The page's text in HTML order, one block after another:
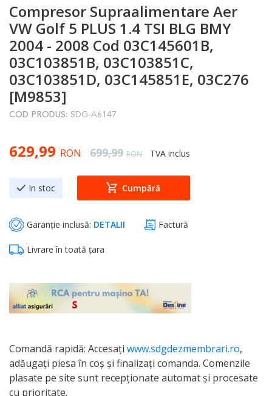
to
the
beginning
of
the
images
gallery
Compresor Supraalimentare Aer
VW Golf 5 PLUS 1.4 TSI BLG BMY
2004 - 2008 Cod 03C145601B,
03C103851B, 03C103851C,
03C103851D, 03C145851E, 03C276
[M9853]
COD PRODUS: SDG-A6147
Special Price
629,99 RON Regular Price
699,99 RON TVA inclus
In stoc Cumpără
Garanție inclusă: DETALII Factură
Livrare în toată țara
Comandă rapidă: Accesați www.sdgdezmembrari.ro,
adăugați piesa în coș și finalizați comanda. Comenzile
plasate pe site sunt recepționate automat și procesate
cu prioritate.